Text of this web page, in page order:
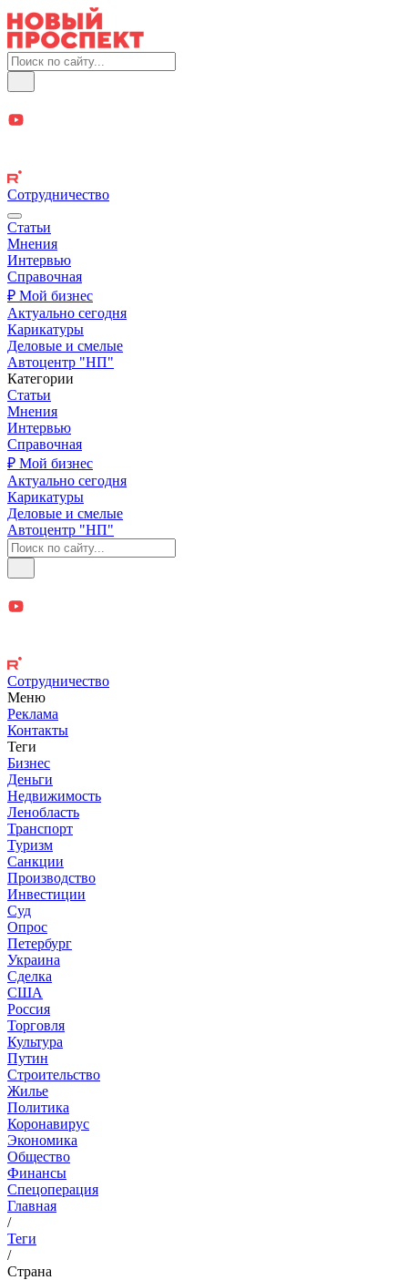
Сотрудничество
Статьи
Мнения
Интервью
Справочная
₽ Мой бизнес
Актуально сегодня
Карикатуры
Деловые и смелые
Автоцентр "НП"
Категории
Статьи
Мнения
Интервью
Справочная
₽ Мой бизнес
Актуально сегодня
Карикатуры
Деловые и смелые
Автоцентр "НП"
Сотрудничество
Меню
Реклама
Контакты
Теги
Бизнес
Деньги
Недвижимость
Ленобласть
Транспорт
Туризм
Санкции
Производство
Инвестиции
Суд
Опрос
Петербург
Украина
Сделка
США
Россия
Торговля
Культура
Путин
Строительство
Жилье
Политика
Коронавирус
Экономика
Общество
Финансы
Спецоперация
Главная
/
Теги
/
Страна